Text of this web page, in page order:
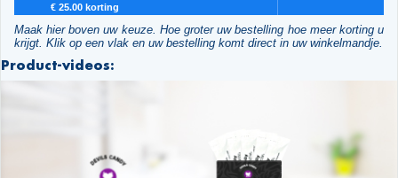
€ 25.00 korting
Maak hier boven uw keuze. Hoe groter uw bestelling hoe meer korting u
krijgt. Klik op een vlak en uw bestelling komt direct in uw winkelmandje.
Product-videos: